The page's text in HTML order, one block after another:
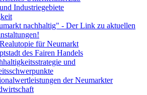
Industriegebiete
nachhaltig" - Der Link zu aktuellen
für Neumarkt
des Fairen Handels
und
der Neumarkter